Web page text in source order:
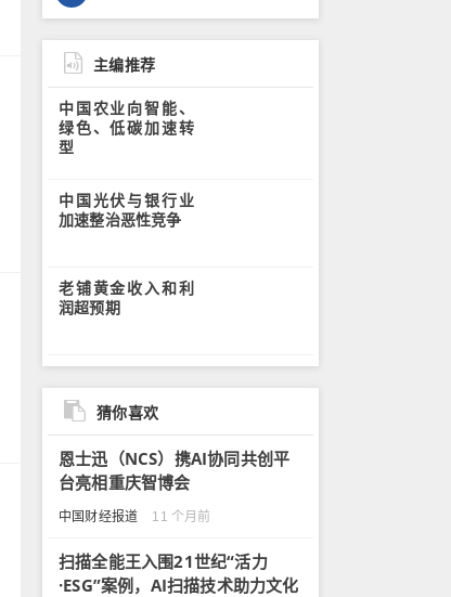
主编推荐
中国农业向智能、
绿色、低碳加速转
型
中国光伏与银行业
加速整治恶性竞争
老铺黄金收入和利
润超预期
猜你喜欢
恩士迅（NCS）携AI协同共创平
台亮相重庆智博会
中国财经报道 11 个月前
扫描全能王入围21世纪“活力
·ESG”案例，AI扫描技术助力文化